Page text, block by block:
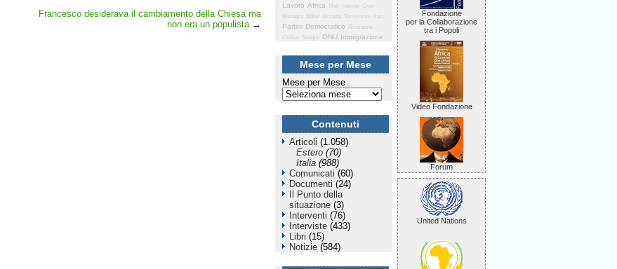
Francesco desiderava il cambiamento della Chiesa ma
non era un populista →
Lavoro Africa Mali Internet
Gran
Bretagna Sahel Ucraina Terrorismo Iran
Partito Democratico
Sicurezza
L'Ulivo Spagna ONU Immigrazione
Mese per Mese
Mese per Mese
Contenuti
Articoli (1.058)
Estero (70)
Italia (988)
Comunicati (60)
Documenti (24)
Il Punto della
situazione (3)
Interventi (76)
Interviste (433)
Libri (15)
Notizie (584)
Fondazione
per la Collaborazione
tra i Popoli
Video Fondazione
Forum
United Nations